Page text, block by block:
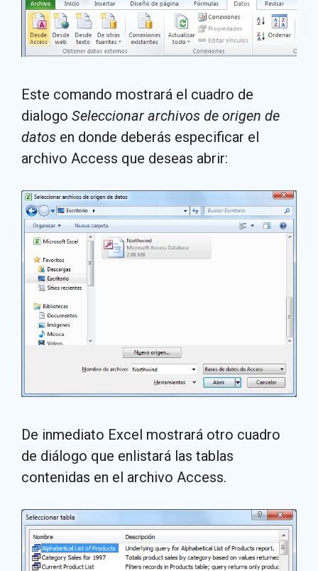
Este comando mostrará el cuadro de
dialogo Seleccionar archivos de origen de
datos en donde deberás especificar el
archivo Access que deseas abrir:
De inmediato Excel mostrará otro cuadro
de diálogo que enlistará las tablas
contenidas en el archivo Access.